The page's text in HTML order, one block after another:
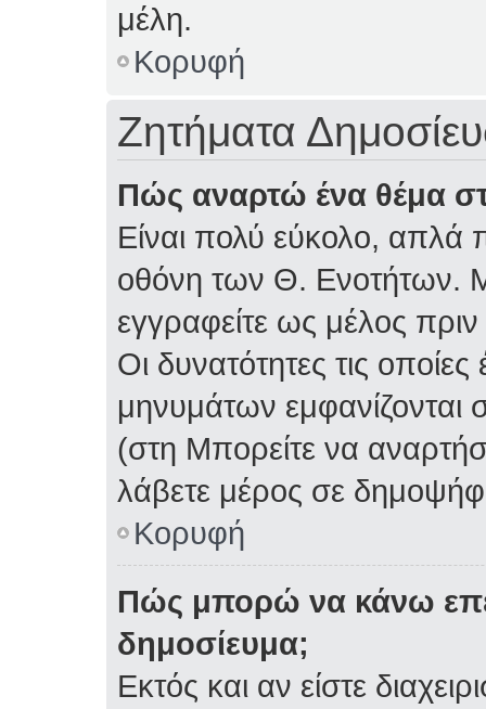
μέλη.
Κορυφή
Ζητήματα
Πώς αναρτώ ένα θέμα
Είναι πολύ εύκολο, απλά
οθόνη των Θ. Ενοτήτων.
εγγραφείτε ως μέλος
Οι δυνατότητες τις
μηνυμάτων
(στη Μπορείτε να
λάβετε μέρος σε
Κορυφή
Πώς μπορώ να κάνω
δημοσίευμα;
Εκτός και αν είστε